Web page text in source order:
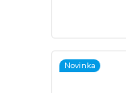
Novinka